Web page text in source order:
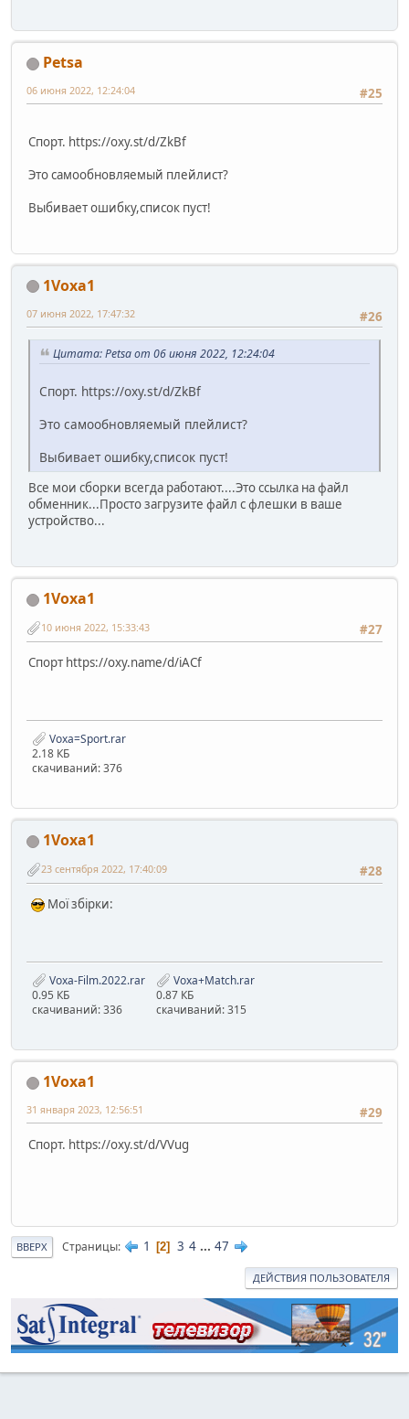
Petsa
#25
06 июня 2022, 12:24:04
Спорт. https://oxy.st/d/ZkBf
Это самообновляемый плейлист?
Выбивает ошибку,список пуст!
1Voxa1
#26
07 июня 2022, 17:47:32
Цитата: Petsa от 06 июня 2022, 12:24:04
Спорт. https://oxy.st/d/ZkBf
Это самообновляемый плейлист?
Выбивает ошибку,список пуст!
Все мои сборки всегда работают....Это ссылка на файл
обменник...Просто загрузите файл с флешки в ваше
устройство...
1Voxa1
#27
10 июня 2022, 15:33:43
Спорт https://oxy.name/d/iACf
Voxa=Sport.rar
2.18 КБ
скачиваний: 376
1Voxa1
#28
23 сентября 2022, 17:40:09
Мої збірки:
Voxa-Film.2022.rar
0.95 КБ
скачиваний: 336
Voxa+Match.rar
0.87 КБ
скачиваний: 315
1Voxa1
#29
31 января 2023, 12:56:51
Спорт. https://oxy.st/d/VVug
ВВЕРХ Страницы 1 2 3 4 ... 47
ДЕЙСТВИЯ ПОЛЬЗОВАТЕЛЯ